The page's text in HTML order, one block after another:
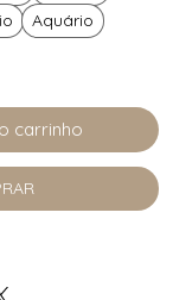
produzida
sem níquel e
seu signo.
charmsosa. Ideal
Aquário
carrinho